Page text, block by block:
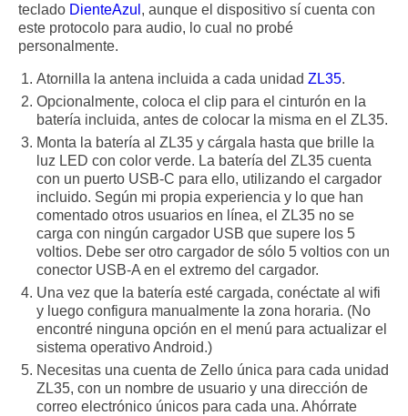
teclado DienteAzul , aunque el dispositivo sí cuenta con
este protocolo para audio, lo cual no probé
personalmente.
Atornilla la antena incluida a cada unidad ZL35.
Opcionalmente, coloca el clip para el cinturón en la
batería incluida, antes de colocar la misma en el ZL35.
Monta la batería al ZL35 y cárgala hasta que brille la
luz LED con color verde. La batería del ZL35 cuenta
con un puerto USB-C para ello, utilizando el cargador
incluido. Según mi propia experiencia y lo que han
comentado otros usuarios en línea, el ZL35 no se
carga con ningún cargador USB que supere los 5
voltios. Debe ser otro cargador de sólo 5 voltios con un
conector USB-A en el extremo del cargador.
Una vez que la batería esté cargada, conéctate al wifi
y luego configura manualmente la zona horaria. (No
encontré ninguna opción en el menú para actualizar el
sistema operativo Android.)
Necesitas una cuenta de Zello única para cada unidad
ZL35, con un nombre de usuario y una dirección de
correo electrónico únicos para cada una. Ahórrate